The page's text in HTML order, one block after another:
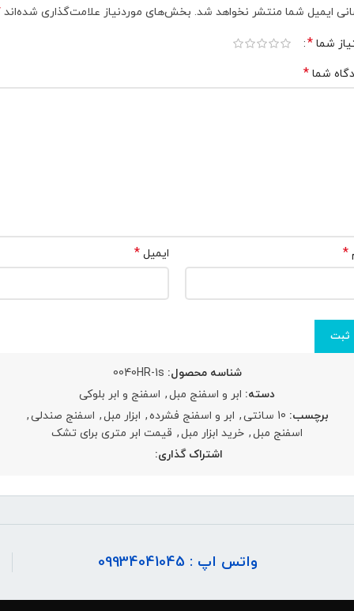
ایمیل شما منتشر نخواهد شد. بخش‌های موردنیاز علامت‌گذاری شده‌اند
شما *
شما *
* ایمیل *
شناسه محصول: 0040HR-1s
دسته: ابر و اسفنج مبل , اسفنج و ابر بلوکی
برچسب: 10 سانتی , ابر و اسفنج فشرده, ابزار مبل , اسفنج صندلی,
اسفنج مبل , خرید ابزار مبل , قیمت ابر متری برای تشک
اشتراک گذاری:
واتس اپ : 09934041045